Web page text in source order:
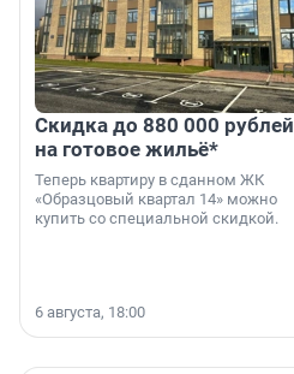
Скидка до 880 000 рублей
на готовое жильё*
Теперь квартиру в сданном ЖК
«Образцовый квартал 14» можно
купить со специальной скидкой.
6 августа, 18:00